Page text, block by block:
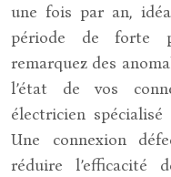
une fois par an,
période de forte
remarquez des
l’état de vos
électricien
Une connexion
réduire l’efficacité